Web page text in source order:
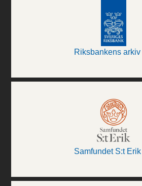
Riksbankens arkiv
Samfundet S:t Erik